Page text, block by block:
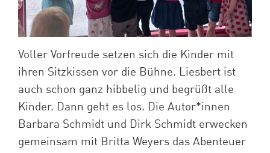
Voller Vorfreude setzen sich die Kinder mit
ihren Sitzkissen vor die Bühne. Liesbert ist
auch schon ganz hibbelig und begrüßt alle
Kinder. Dann geht es los. Die Autor*innen
Barbara Schmidt und Dirk Schmidt erwecken
gemeinsam mit Britta Weyers das Abenteuer